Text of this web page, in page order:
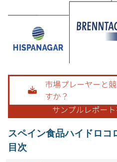
画像 © Mordor Intelligence。再利用に
スペイン食品ハイドロコ
目次